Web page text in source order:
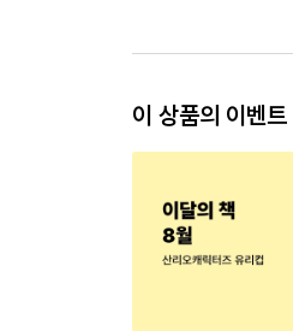
이 상품의 이벤트